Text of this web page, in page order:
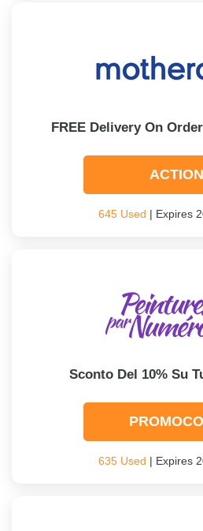
FREE Delivery On
ACTION
645 Used | Expires
Sconto Del 10% Su
635 Used | Expires